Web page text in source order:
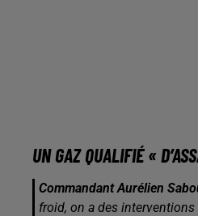
UN GAZ QUALIFIÉ «
Commandant Aurélien
froid, on a des